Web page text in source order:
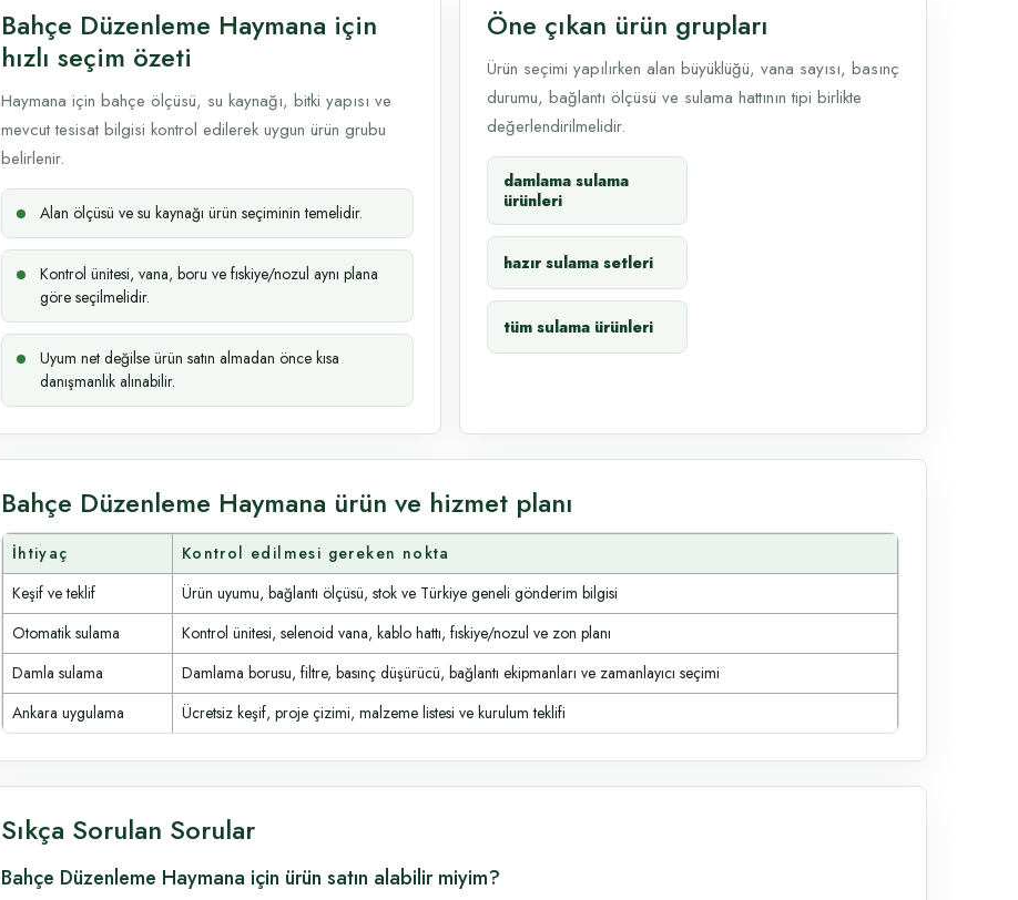
Bahçe Düzenleme Haymana için
hızlı seçim özeti
Haymana için bahçe ölçüsü, su kaynağı, bitki yapısı ve
mevcut tesisat bilgisi kontrol edilerek uygun ürün grubu
belirlenir.
Alan ölçüsü ve su kaynağı ürün seçiminin temelidir.
Kontrol ünitesi, vana, boru ve fıskiye/nozul aynı plana
göre seçilmelidir.
Uyum net değilse ürün satın almadan önce kısa
danışmanlık alınabilir.
Öne çıkan ürün grupları
Ürün seçimi yapılırken alan büyüklüğü, vana sayısı, basınç
durumu, bağlantı ölçüsü ve sulama hattının tipi birlikte
değerlendirilmelidir.
damlama sulama
ürünleri
hazır sulama setleri
tüm sulama ürünleri
Bahçe Düzenleme Haymana ürün ve hizmet planı
İhtiyaç
Kontrol edilmesi gereken nokta
Keşif ve teklif
Ürün uyumu, bağlantı ölçüsü, stok ve Türkiye geneli gönderim bilgisi
Otomatik sulama
Kontrol ünitesi, selenoid vana, kablo hattı, fıskiye/nozul ve zon planı
Damla sulama
Damlama borusu, filtre, basınç düşürücü, bağlantı ekipmanları ve zamanlayıcı seçimi
Ankara uygulama
Ücretsiz keşif, proje çizimi, malzeme listesi ve kurulum teklifi
Sıkça Sorulan Sorular
Bahçe Düzenleme Haymana için ürün satın alabilir miyim?